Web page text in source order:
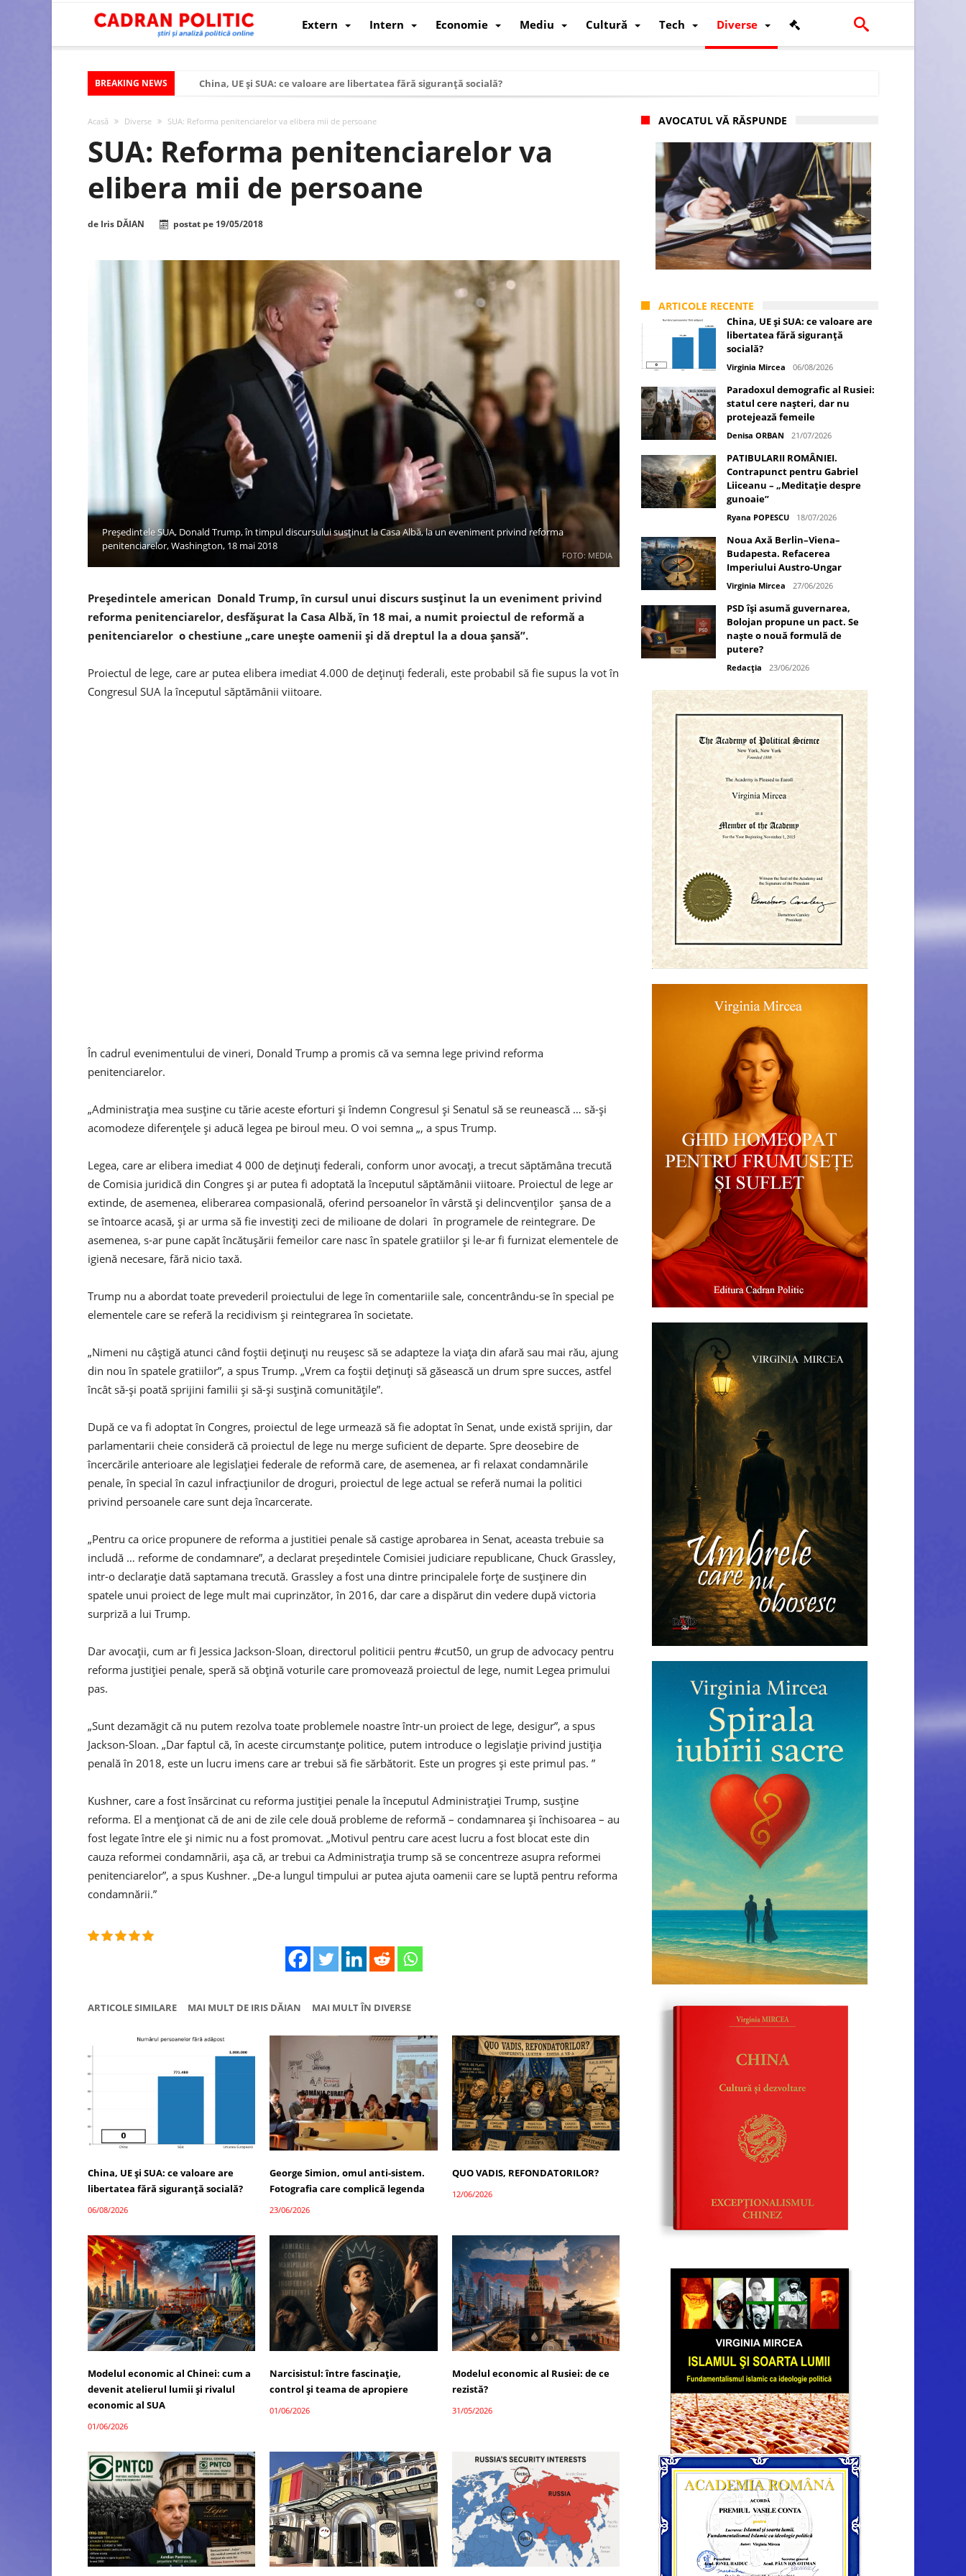
Extern Intern Economie Mediu Cultură Tech Diverse
BREAKING NEWS
China, UE și SUA: ce valoare are libertatea fără siguranță socială?
Modelul economic al Chinei: cum a devenit atelierul lumii și rivalul economic al SUA
Modelul economic al Rusiei: de ce rezistă?
Occidentul obosit și Estul care revine: o realitate pe care România o simte, nu o spune
Viitorul României în Uniunea Europeană. Ce ne așteaptă? – O analiză structurală a demografiei, fiscalității și poziției României în U.E.
Controlul minții prin nanoparticule
Huawei dezvoltă un nou cip AI pentru a înlocui Nvidia
Acasă Diverse SUA: Reforma penitenciarelor va elibera mii de persoane
SUA: Reforma penitenciarelor va
elibera mii de persoane
de Iris DĂIAN postat pe 19/05/2018
FOTO: MEDIA
Președintele SUA, Donald Trump, în timpul discursului susținut la Casa Albă, la un eveniment privind reforma
penitenciarelor, Washington, 18 mai 2018
Președintele american Donald Trump, în cursul unui discurs susținut la un eveniment privind
reforma penitenciarelor, desfășurat la Casa Albă, în 18 mai, a numit proiectul de reformă a
penitenciarelor o chestiune „care unește oamenii și dă dreptul la a doua șansă”.
Proiectul de lege, care ar putea elibera imediat 4.000 de deținuți federali, este probabil să fie supus la vot în
Congresul SUA la începutul săptămânii viitoare.
În cadrul evenimentului de vineri, Donald Trump a promis că va semna lege privind reforma
penitenciarelor.
„Administrația mea susține cu tărie aceste eforturi și îndemn Congresul și Senatul să se reunească … să-și
acomodeze diferențele și aducă legea pe biroul meu. O voi semna „, a spus Trump.
Legea, care ar elibera imediat 4 000 de deținuți federali, conform unor avocați, a trecut săptămâna trecută
de Comisia juridică din Congres și ar putea fi adoptată la începutul săptămânii viitoare. Proiectul de lege ar
extinde, de asemenea, eliberarea compasională, oferind persoanelor în vârstă și delincvenților șansa de a
se întoarce acasă, și ar urma să fie investiți zeci de milioane de dolari în programele de reintegrare. De
asemenea, s-ar pune capăt încătușării femeilor care nasc în spatele gratiilor și le-ar fi furnizat elementele de
igienă necesare, fără nicio taxă.
Trump nu a abordat toate prevederil proiectului de lege în comentariile sale, concentrându-se în special pe
elementele care se referă la recidivism și reintegrarea în societate.
„Nimeni nu câștigă atunci când foștii deținuți nu reușesc să se adapteze la viața din afară sau mai rău, ajung
din nou în spatele gratiilor”, a spus Trump. „Vrem ca foștii deținuți să găsească un drum spre succes, astfel
încât să-și poată sprijini familii și să-și susțină comunitățile”.
După ce va fi adoptat în Congres, proiectul de lege urmează să fie adoptat în Senat, unde există sprijin, dar
parlamentarii cheie consideră că proiectul de lege nu merge suficient de departe. Spre deosebire de
încercările anterioare ale legislației federale de reformă care, de asemenea, ar fi relaxat condamnările
penale, în special în cazul infracțiunilor de droguri, proiectul de lege actual se referă numai la politici
privind persoanele care sunt deja încarcerate.
„Pentru ca orice propunere de reforma a justitiei penale să castige aprobarea in Senat, aceasta trebuie sa
includă … reforme de condamnare”, a declarat președintele Comisiei judiciare republicane, Chuck Grassley,
intr-o declarație dată saptamana trecută. Grassley a fost una dintre principalele forțe de susținere din
spatele unui proiect de lege mult mai cuprinzător, în 2016, dar care a dispărut din vedere după victoria
surpriză a lui Trump.
Dar avocații, cum ar fi Jessica Jackson-Sloan, directorul politicii pentru #cut50, un grup de advocacy pentru
reforma justiției penale, speră să obțină voturile care promovează proiectul de lege, numit Legea primului
pas.
„Sunt dezamăgit că nu putem rezolva toate problemele noastre într-un proiect de lege, desigur”, a spus
Jackson-Sloan. „Dar faptul că, în aceste circumstanțe politice, putem introduce o legislație privind justiția
penală în 2018, este un lucru imens care ar trebui să fie sărbătorit. Este un progres și este primul pas. ”
Kushner, care a fost însărcinat cu reforma justiției penale la începutul Administrației Trump, susține
reforma. El a menționat că de ani de zile cele două probleme de reformă – condamnarea și închisoarea – au
fost legate între ele și nimic nu a fost promovat. „Motivul pentru care acest lucru a fost blocat este din
cauza reformei condamnării, așa că, ar trebui ca Administrația trump să se concentreze asupra reformei
penitenciarelor”, a spus Kushner. „De-a lungul timpului ar putea ajuta oamenii care se luptă pentru reforma
condamnării.”
ARTICOLE SIMILARE MAI MULT DE IRIS DĂIAN MAI MULT ÎN DIVERSE
China, UE și SUA: ce valoare are
libertatea fără siguranță socială?
06/08/2026
George Simion, omul anti-sistem.
Fotografia care complică legenda
23/06/2026
QUO VADIS, REFONDATORILOR?
12/06/2026
Modelul economic al Chinei: cum a
devenit atelierul lumii și rivalul
economic al SUA
01/06/2026
Narcisistul: între fascinație,
control și teama de apropiere
01/06/2026
Modelul economic al Rusiei: de ce
rezistă?
31/05/2026
AVOCATUL VĂ RĂSPUNDE
ARTICOLE RECENTE
China, UE și SUA: ce valoare are
libertatea fără siguranță
socială?
Virginia Mircea 06/08/2026
Paradoxul demografic al Rusiei:
statul cere nașteri, dar nu
protejează femeile
Denisa ORBAN 21/07/2026
PATIBULARII ROMÂNIEI.
Contrapunct pentru Gabriel
Liiceanu – „Meditație despre
gunoaie”
Ryana POPESCU 18/07/2026
Noua Axă Berlin–Viena–
Budapesta. Refacerea
Imperiului Austro-Ungar
Virginia Mircea 27/06/2026
PSD își asumă guvernarea,
Bolojan propune un pact. Se
naște o nouă formulă de
putere?
Redacția 23/06/2026